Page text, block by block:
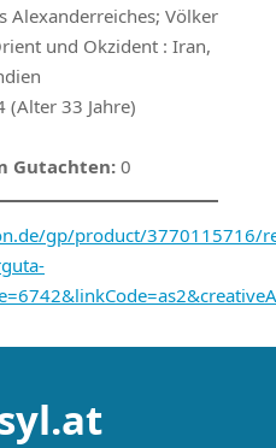
Alexanderreiches; Völker
und Okzident : Iran,
(Alter 33 Jahre)
Gutachten: 0
gp/product/3770115716/